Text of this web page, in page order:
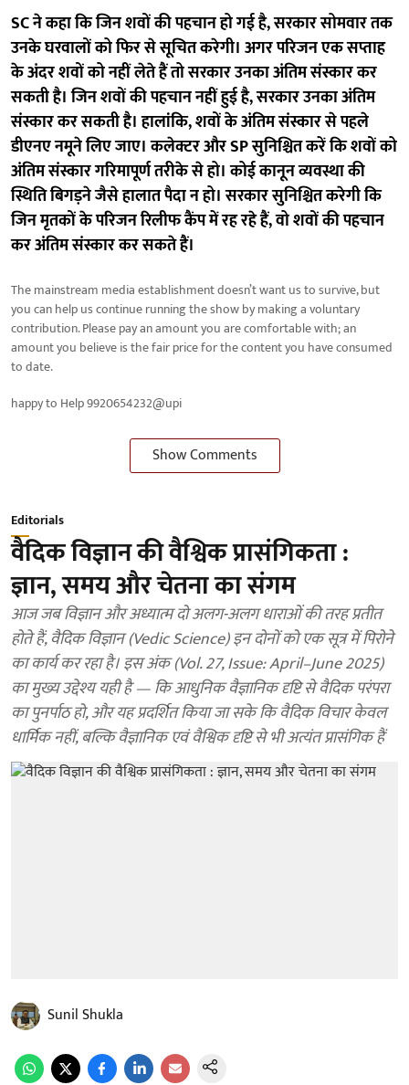
SC ने कहा कि जिन शवों की पहचान हो गई है, सरकार सोमवार तक
उनके घरवालों को फिर से सूचित करेगी। अगर परिजन एक सप्ताह
के अंदर शवों को नहीं लेते हैं तो सरकार उनका अंतिम संस्कार कर
सकती है। जिन शवों की पहचान नहीं हुई है, सरकार उनका अंतिम
संस्कार कर सकती है। हालांकि, शवों के अंतिम संस्कार से पहले
डीएनए नमूने लिए जाए। कलेक्टर और SP सुनिश्चित करें कि शवों को
अंतिम संस्कार गरिमापूर्ण तरीके से हो। कोई कानून व्यवस्था की
स्थिति बिगड़ने जैसे हालात पैदा न हो। सरकार सुनिश्चित करेगी कि
जिन मृतकों के परिजन रिलीफ कैंप में रह रहे हैं, वो शवों की पहचान
कर अंतिम संस्कार कर सकते हैं।
The mainstream media establishment doesn’t want us to survive, but
you can help us continue running the show by making a voluntary
contribution. Please pay an amount you are comfortable with; an
amount you believe is the fair price for the content you have consumed
to date.
happy to Help 9920654232@upi
Show Comments
Editorials
वैदिक विज्ञान की वैश्विक प्रासंगिकता :
ज्ञान, समय और चेतना का संगम
आज जब विज्ञान और अध्यात्म दो अलग-अलग धाराओं की तरह प्रतीत
होते हैं, वैदिक विज्ञान (Vedic Science) इन दोनों को एक सूत्र में पिरोने
का कार्य कर रहा है। इस अंक (Vol. 27, Issue: April–June 2025)
का मुख्य उद्देश्य यही है — कि आधुनिक वैज्ञानिक दृष्टि से वैदिक परंपरा
का पुनर्पाठ हो, और यह प्रदर्शित किया जा सके कि वैदिक विचार केवल
धार्मिक नहीं, बल्कि वैज्ञानिक एवं वैश्विक दृष्टि से भी अत्यंत प्रासंगिक हैं
Sunil Shukla